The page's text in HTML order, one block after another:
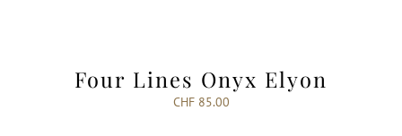
Four Lines Onyx Elyon
CHF85.00